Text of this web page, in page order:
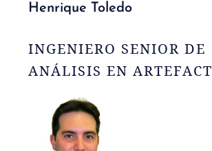
Henrique Toledo
INGENIERO SENIOR DE
ANÁLISIS EN ARTEFACT